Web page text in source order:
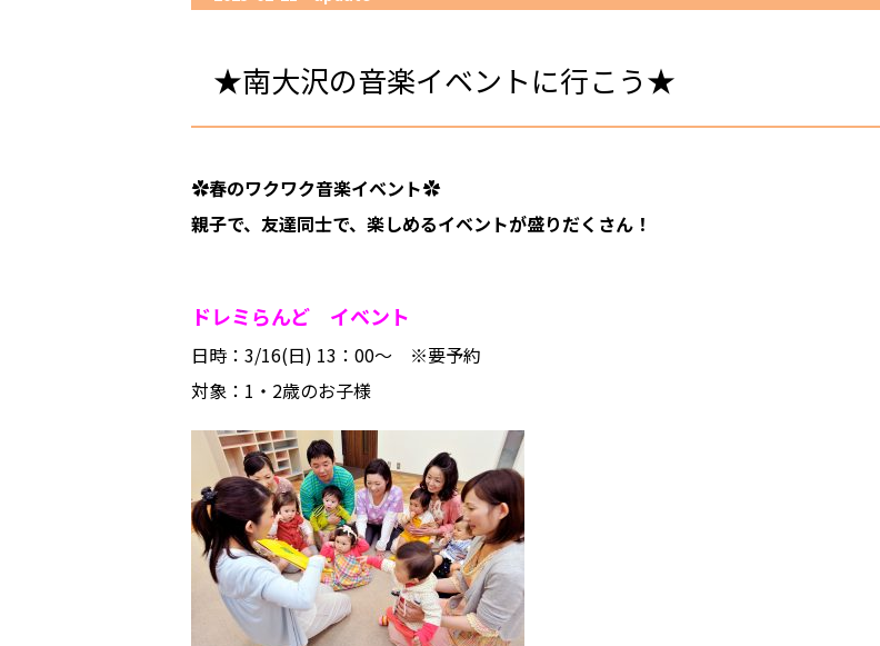
★南大沢の音楽イベントに行こう★
✿春のワクワク音楽イベント✿
親子で、友達同士で、楽しめるイベントが盛りだくさん！
ドレミらんど イベント
日時：3/16(日) 13：00～ ※要予約
対象：1・2歳のお子様